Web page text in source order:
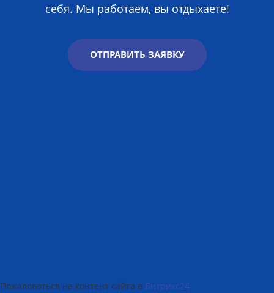
себя. Мы работаем, вы отдыхаете!
ОТПРАВИТЬ ЗАЯВКУ
Пожаловаться на контент cайта в Битрикс24